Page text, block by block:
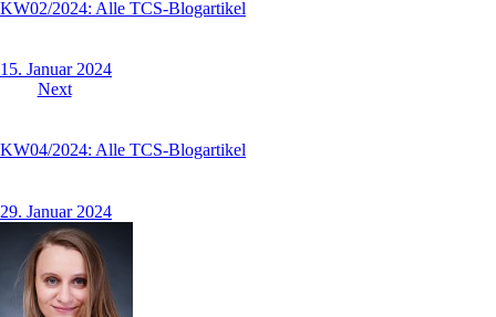
KW02/2024: Alle TCS-Blogartikel
15. Januar 2024
Next
KW04/2024: Alle TCS-Blogartikel
29. Januar 2024